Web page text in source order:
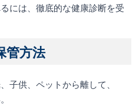
には、徹底的な健康診断を受
管方法
子供、ペットから離して、